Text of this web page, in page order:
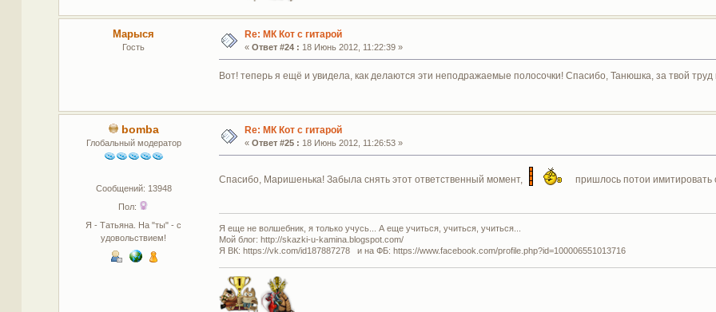
Марыся
Гость
Re: МК Кот с гитарой
« Ответ #24 : 18 Июнь 2012, 11:22:39 »
Вот! теперь я ещё и увидела, как делаются эти неподражаемые полосочки! Спасибо, Танюшка, за твой труд
bomba
Глобальный модератор
Сообщений: 13948
Пол:
Я - Татьяна. На "ты" - с
удовольствием!
Re: МК Кот с гитарой
« Ответ #25 : 18 Июнь 2012, 11:26:53 »
Спасибо, Маришенька! Забыла снять этот ответственный момент, пришлось потои имитировать
Я еще не волшебник, я только учусь... А еще учиться, учиться, учиться...
Мой блог: http://skazki-u-kamina.blogspot.com/
Я ВК: https://vk.com/id187887278 и на ФБ: https://www.facebook.com/profile.php?id=100006551013716